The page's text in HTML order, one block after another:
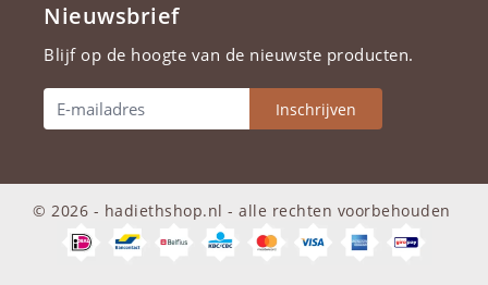
Nieuwsbrief
Blijf op de hoogte van de nieuwste producten.
Inschrijven
© 2026 - hadiethshop.nl -alle rechten voorbehouden